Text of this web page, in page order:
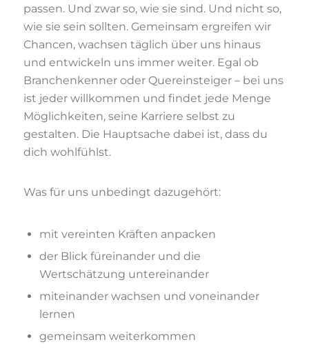
passen. Und zwar so, wie sie sind. Und nicht so,
wie sie sein sollten. Gemeinsam ergreifen wir
Chancen, wachsen täglich über uns hinaus
und entwickeln uns immer weiter. Egal ob
Branchenkenner oder Quereinsteiger – bei uns
ist jeder willkommen und findet jede Menge
Möglichkeiten, seine Karriere selbst zu
gestalten. Die Hauptsache dabei ist, dass du
dich wohlfühlst.
Was für uns unbedingt dazugehört:
mit vereinten Kräften anpacken
der Blick füreinander und die
Wertschätzung untereinander
miteinander wachsen und voneinander
lernen
gemeinsam weiterkommen